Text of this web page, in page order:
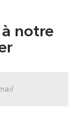
notre